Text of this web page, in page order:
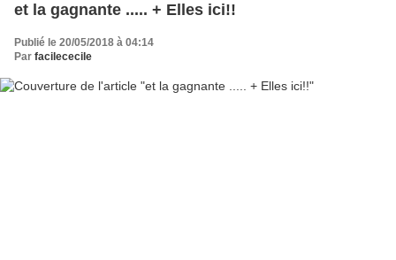
et la gagnante ..... + Elles ici!!
Publié le 20/05/2018 à 04:14
Par facilececile